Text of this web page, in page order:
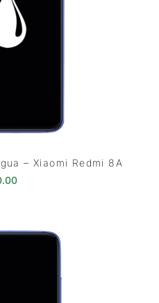
– Xiaomi Redmi 8A